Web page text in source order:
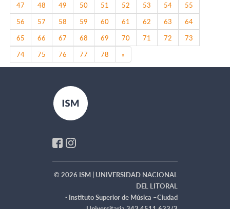
47
48 49 50 51 52 53 54
55
56
57 58 59 60 61 62 63
64
65
66 67 68 69 70 71 72
73
74
75 76 77 78 »
© 2026 ISM | UNIVERSIDAD NACIONAL
DEL LITORAL
· Instituto Superior de Música –Ciudad